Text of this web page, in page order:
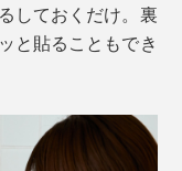
しておくだけ。裏
と貼ることもでき